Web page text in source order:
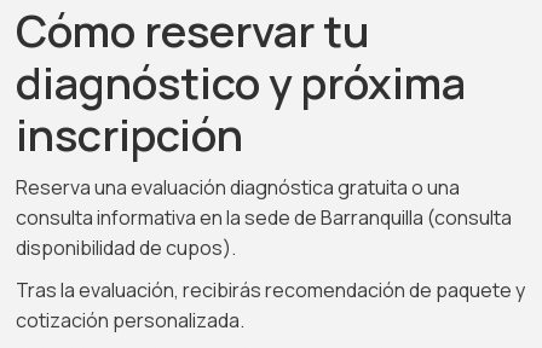
Cómo reservar tu
diagnóstico y próxima
inscripción
Reserva una evaluación diagnóstica gratuita o una
consulta informativa en la sede de Barranquilla (consulta
disponibilidad de cupos).
Tras la evaluación, recibirás recomendación de paquete y
cotización personalizada.